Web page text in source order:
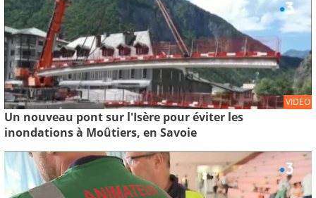
VIDEO
Un nouveau pont sur l'Isère pour éviter les
inondations à Moûtiers, en Savoie